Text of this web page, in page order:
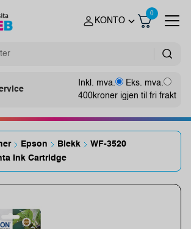
KONTO
0
Inkl. mva.
Eks. mva.
400kroner igjen til fri frakt
Epson Blekk
WF-3520
Ink Cartridge